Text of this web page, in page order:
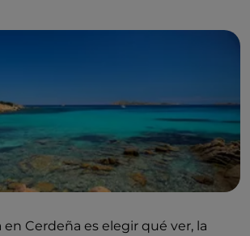
y su desenfrenada vida
más frecuentados por los turistas,
región de Gallura. De vuelta al
municipio en el islote
a tierra firme, amado por sus
visita Porto Flavia, y su naturaleza
Cerdeña es elegir qué ver, la